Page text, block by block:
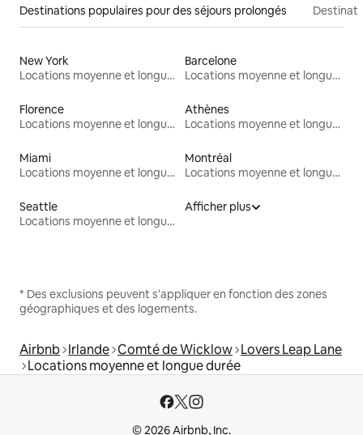
Destinations populaires pour des séjours prolongés
New York
Locations moyenne et longue durée
Barcelone
Locations moyenne et longue durée
Florence
Locations moyenne et longue durée
Athènes
Locations moyenne et longue durée
Miami
Locations moyenne et longue durée
Montréal
Locations moyenne et longue durée
Seattle
Locations moyenne et longue durée
Afficher plus
* Des exclusions peuvent s'appliquer en fonction des zones
géographiques et des logements.
Airbnb Irlande Comté de Wicklow Lovers Leap Lane
Locations moyenne et longue durée
© 2026 Airbnb, Inc.